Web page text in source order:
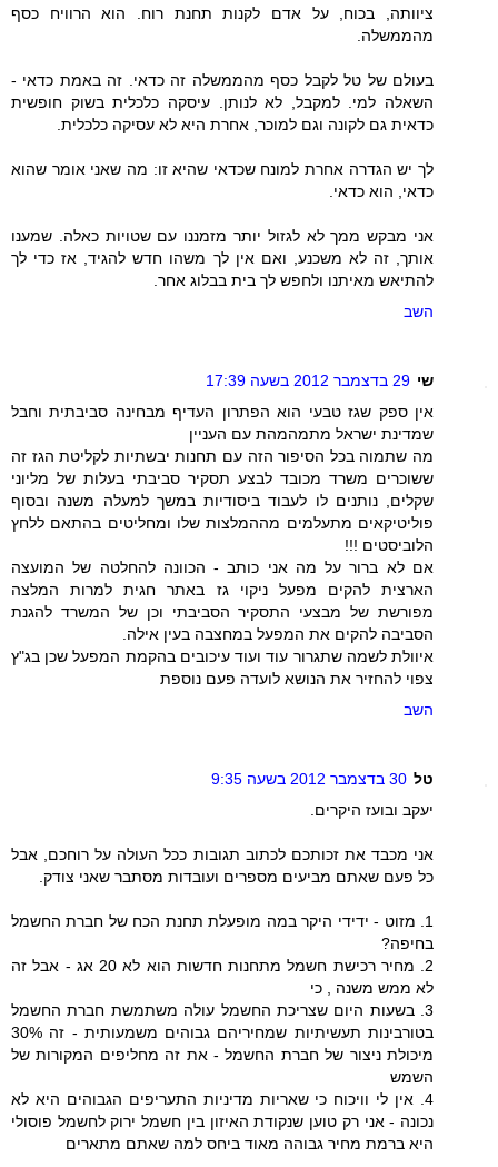
ציוותה, בכוח, על אדם לקנות תחנת רוח. הוא הרוויח כסף
מהממשלה.
בעולם של טל לקבל כסף מהממשלה זה כדאי. זה באמת כדאי -
השאלה למי. למקבל, לא לנותן. עיסקה כלכלית בשוק חופשית
כדאית גם לקונה וגם למוכר, אחרת היא לא עסיקה כלכלית.
לך יש הגדרה אחרת למונח שכדאי שהיא זו: מה שאני אומר שהוא
כדאי, הוא כדאי.
אני מבקש ממך לא לגזול יותר מזמננו עם שטויות כאלה. שמענו
אותך, זה לא משכנע, ואם אין לך משהו חדש להגיד, אז כדי לך
להתיאש מאיתנו ולחפש לך בית בבלוג אחר.
השב
שי 29 בדצמבר 2012 בשעה 17:39
אין ספק שגז טבעי הוא הפתרון העדיף מבחינה סביבתית וחבל
שמדינת ישראל מתמהמהת עם העניין
מה שתמוה בכל הסיפור הזה עם תחנות יבשתיות לקליטת הגז זה
ששוכרים משרד מכובד לבצע תסקיר סביבתי בעלות של מליוני
שקלים, נותנים לו לעבוד ביסודיות במשך למעלה משנה ובסוף
פוליטיקאים מתעלמים מההמלצות שלו ומחליטים בהתאם ללחץ
הלוביסטים !!!
אם לא ברור על מה אני כותב - הכוונה להחלטה של המועצה
הארצית להקים מפעל ניקוי גז באתר חגית למרות המלצה
מפורשת של מבצעי התסקיר הסביבתי וכן של המשרד להגנת
הסביבה להקים את המפעל במחצבה בעין אילה.
איוולת לשמה שתגרור עוד ועוד עיכובים בהקמת המפעל שכן בג"ץ
צפוי להחזיר את הנושא לועדה פעם נוספת
השב
טל 30 בדצמבר 2012 בשעה 9:35
יעקב ובועז היקרים.
אני מכבד את זכותכם לכתוב תגובות ככל העולה על רוחכם, אבל
כל פעם שאתם מביעים מספרים ועובדות מסתבר שאני צודק.
1. מזוט - ידידי היקר במה מופעלת תחנת הכח של חברת החשמל
בחיפה?
2. מחיר רכישת חשמל מתחנות חדשות הוא לא 20 אג - אבל זה
לא ממש משנה , כי
3. בשעות היום שצריכת החשמל עולה משתמשת חברת החשמל
בטורבינות תעשיתיות שמחיריהם גבוהים משמעותית - זה 30%
מיכולת ניצור של חברת החשמל - את זה מחליפים המקורות של
השמש
4. אין לי וויכוח כי שאריות מדיניות התעריפים הגבוהים היא לא
נכונה - אני רק טוען שנקודת האיזון בין חשמל ירוק לחשמל פוסולי
היא ברמת מחיר גבוהה מאוד ביחס למה שאתם מתארים